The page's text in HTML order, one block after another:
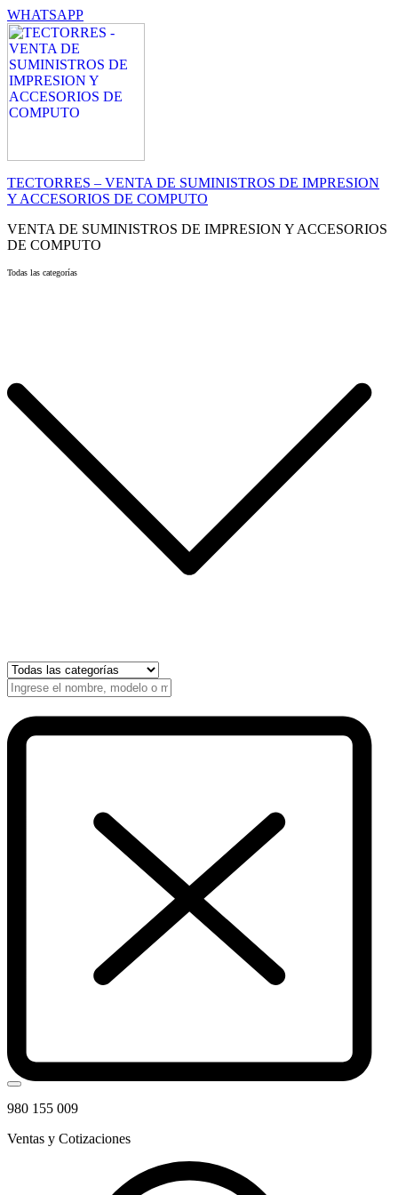
WHATSAPP
TECTORRES – VENTA DE SUMINISTROS DE IMPRESION
Y ACCESORIOS DE COMPUTO
VENTA DE SUMINISTROS DE IMPRESION Y ACCESORIOS
DE COMPUTO
Todas las categorías
980 155 009
Ventas y Cotizaciones